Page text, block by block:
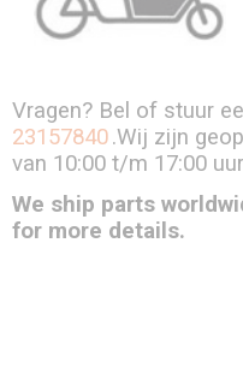
Vragen? Bel of stuur
23157840.Wij zijn
van 10:00 t/m 17:00 uur
We ship parts
for more details.